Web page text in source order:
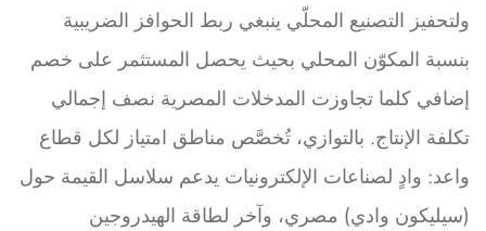
ولتحفيز التصنيع المحلّي ينبغي ربط الحوافز الضريبية
بنسبة المكوّن المحلي بحيث يحصل المستثمر على خصم
إضافي كلما تجاوزت المدخلات المصرية نصف إجمالي
تكلفة الإنتاج. بالتوازي، تُخصَّص مناطق امتياز لكل قطاع
واعد: وادٍ لصناعات الإلكترونيات يدعم سلاسل القيمة حول
(سيليكون وادي) مصري، وآخر لطاقة الهيدروجين